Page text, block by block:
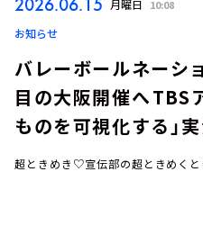
2026.06.15 月曜日 10:08
お知らせ
バレーボールネーシ
目の大阪開催へ
ものを可視化する」
超ときめき♡宣伝部の超ときめくと